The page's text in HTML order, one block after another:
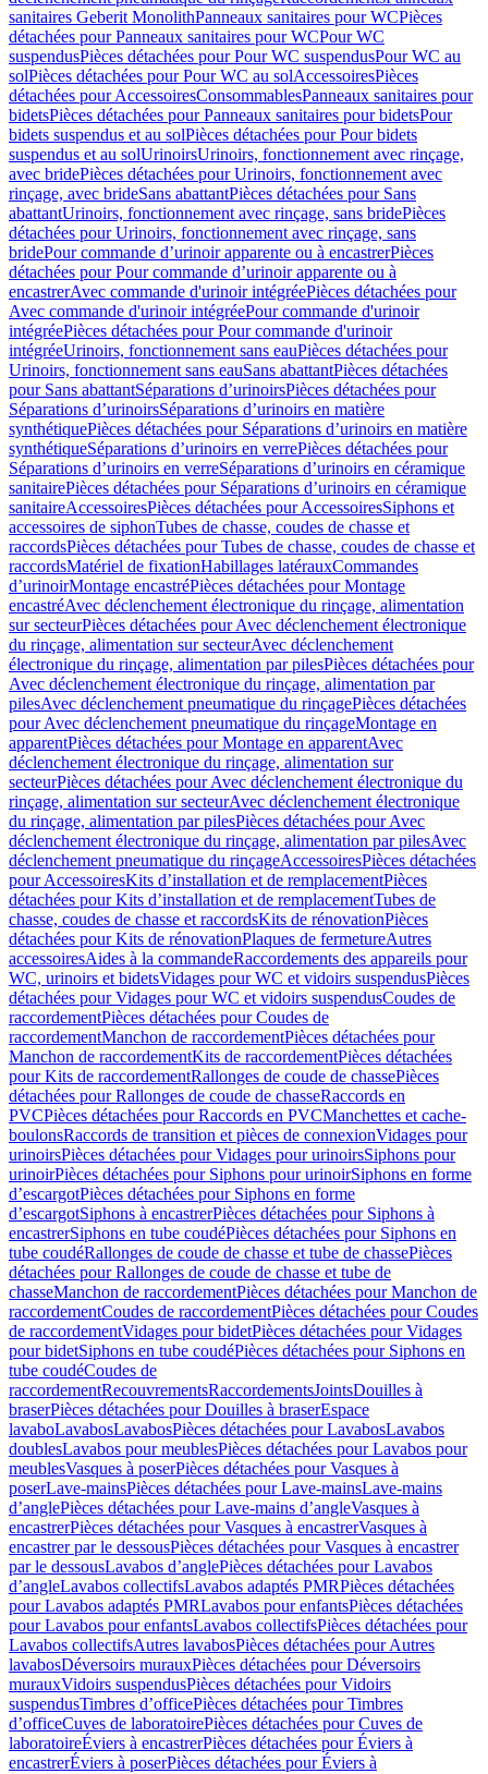
sanitaires Geberit MonolithPanneaux sanitaires pour WCPièces
détachées pour Panneaux sanitaires pour WCPour WC
suspendusPièces détachées pour Pour WC suspendusPour WC au
solPièces détachées pour Pour WC au solAccessoiresPièces
détachées pour AccessoiresConsommablesPanneaux sanitaires pour
bidetsPièces détachées pour Panneaux sanitaires pour bidetsPour
bidets suspendus et au solPièces détachées pour Pour bidets
suspendus et au solUrinoirsUrinoirs, fonctionnement avec rinçage,
avec bridePièces détachées pour Urinoirs, fonctionnement avec
rinçage, avec brideSans abattantPièces détachées pour Sans
abattantUrinoirs, fonctionnement avec rinçage, sans bridePièces
détachées pour Urinoirs, fonctionnement avec rinçage, sans
bridePour commande d’urinoir apparente ou à encastrerPièces
détachées pour Pour commande d’urinoir apparente ou à
encastrerAvec commande d'urinoir intégréePièces détachées pour
Avec commande d'urinoir intégréePour commande d'urinoir
intégréePièces détachées pour Pour commande d'urinoir
intégréeUrinoirs, fonctionnement sans eauPièces détachées pour
Urinoirs, fonctionnement sans eauSans abattantPièces détachées
pour Sans abattantSéparations d’urinoirsPièces détachées pour
Séparations d’urinoirsSéparations d’urinoirs en matière
synthétiquePièces détachées pour Séparations d’urinoirs en matière
synthétiqueSéparations d’urinoirs en verrePièces détachées pour
Séparations d’urinoirs en verreSéparations d’urinoirs en céramique
sanitairePièces détachées pour Séparations d’urinoirs en céramique
sanitaireAccessoiresPièces détachées pour AccessoiresSiphons et
accessoires de siphonTubes de chasse, coudes de chasse et
raccordsPièces détachées pour Tubes de chasse, coudes de chasse et
raccordsMatériel de fixationHabillages latérauxCommandes
dʼurinoirMontage encastréPièces détachées pour Montage
encastréAvec déclenchement électronique du rinçage, alimentation
sur secteurPièces détachées pour Avec déclenchement électronique
du rinçage, alimentation sur secteurAvec déclenchement
électronique du rinçage, alimentation par pilesPièces détachées pour
Avec déclenchement électronique du rinçage, alimentation par
pilesAvec déclenchement pneumatique du rinçagePièces détachées
pour Avec déclenchement pneumatique du rinçageMontage en
apparentPièces détachées pour Montage en apparentAvec
déclenchement électronique du rinçage, alimentation sur
secteurPièces détachées pour Avec déclenchement électronique du
rinçage, alimentation sur secteurAvec déclenchement électronique
du rinçage, alimentation par pilesPièces détachées pour Avec
déclenchement électronique du rinçage, alimentation par pilesAvec
déclenchement pneumatique du rinçageAccessoiresPièces détachées
pour AccessoiresKits d’installation et de remplacementPièces
détachées pour Kits d’installation et de remplacementTubes de
chasse, coudes de chasse et raccordsKits de rénovationPièces
détachées pour Kits de rénovationPlaques de fermetureAutres
accessoiresAides à la commandeRaccordements des appareils pour
WC, urinoirs et bidetsVidages pour WC et vidoirs suspendusPièces
détachées pour Vidages pour WC et vidoirs suspendusCoudes de
raccordementPièces détachées pour Coudes de
raccordementManchon de raccordementPièces détachées pour
Manchon de raccordementKits de raccordementPièces détachées
pour Kits de raccordementRallonges de coude de chassePièces
détachées pour Rallonges de coude de chasseRaccords en
PVCPièces détachées pour Raccords en PVCManchettes et cache-
boulonsRaccords de transition et pièces de connexionVidages pour
urinoirsPièces détachées pour Vidages pour urinoirsSiphons pour
urinoirPièces détachées pour Siphons pour urinoirSiphons en forme
d’escargotPièces détachées pour Siphons en forme
d’escargotSiphons à encastrerPièces détachées pour Siphons à
encastrerSiphons en tube coudéPièces détachées pour Siphons en
tube coudéRallonges de coude de chasse et tube de chassePièces
détachées pour Rallonges de coude de chasse et tube de
chasseManchon de raccordementPièces détachées pour Manchon de
raccordementCoudes de raccordementPièces détachées pour Coudes
de raccordementVidages pour bidetPièces détachées pour Vidages
pour bidetSiphons en tube coudéPièces détachées pour Siphons en
tube coudéCoudes de
raccordementRecouvrementsRaccordementsJointsDouilles à
braserPièces détachées pour Douilles à braserEspace
lavaboLavabosLavabosPièces détachées pour LavabosLavabos
doublesLavabos pour meublesPièces détachées pour Lavabos pour
meublesVasques à poserPièces détachées pour Vasques à
poserLave-mainsPièces détachées pour Lave-mainsLave-mains
d’anglePièces détachées pour Lave-mains d’angleVasques à
encastrerPièces détachées pour Vasques à encastrerVasques à
encastrer par le dessousPièces détachées pour Vasques à encastrer
par le dessousLavabos d’anglePièces détachées pour Lavabos
d’angleLavabos collectifsLavabos adaptés PMRPièces détachées
pour Lavabos adaptés PMRLavabos pour enfantsPièces détachées
pour Lavabos pour enfantsLavabos collectifsPièces détachées pour
Lavabos collectifsAutres lavabosPièces détachées pour Autres
lavabosDéversoirs murauxPièces détachées pour Déversoirs
murauxVidoirs suspendusPièces détachées pour Vidoirs
suspendusTimbres dʼofficePièces détachées pour Timbres
dʼofficeCuves de laboratoirePièces détachées pour Cuves de
laboratoireÉviers à encastrerPièces détachées pour Éviers à
encastrerÉviers à poserPièces détachées pour Éviers à